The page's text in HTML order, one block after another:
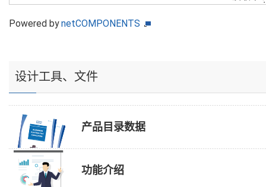
Powered bynetCOMPONENTS
设计工具、文件
产品目录数据
功能介绍